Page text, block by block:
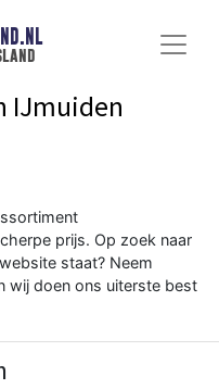
IJmuiden
prijs. Op zoek naar
staat? Neem
wij doen ons uiterste best